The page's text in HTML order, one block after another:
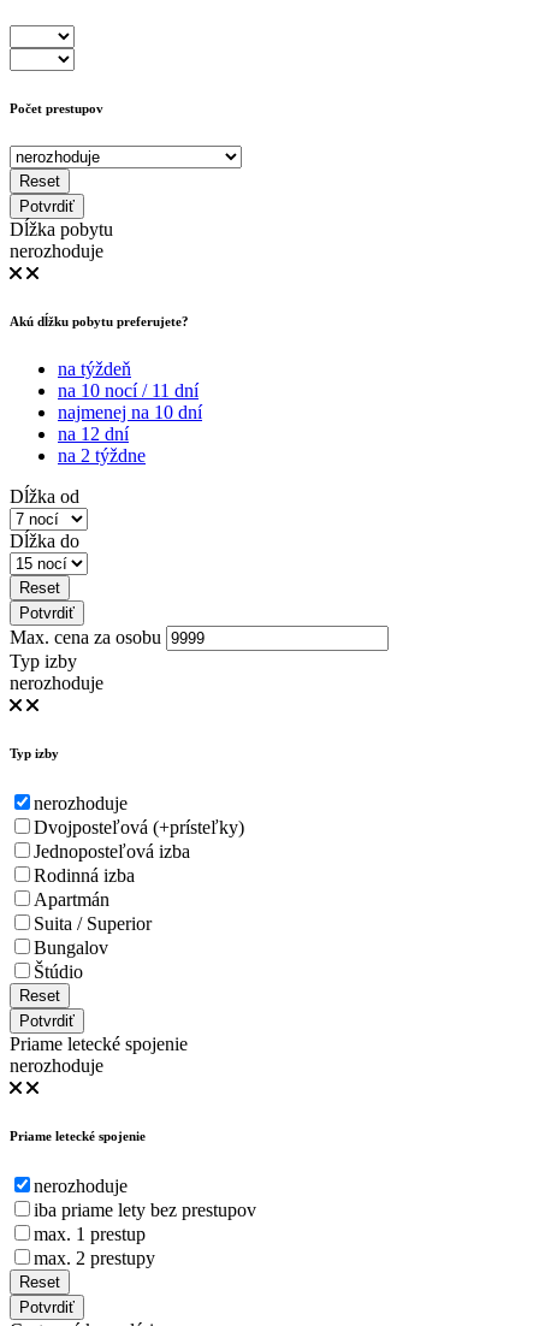
Počet prestupov
Reset
Potvrdiť
Dĺžka pobytu
nerozhoduje
Akú dĺžku pobytu preferujete?
na týždeň
na 10 nocí / 11 dní
najmenej na 10 dní
na 12 dní
na 2 týždne
Dĺžka od
Dĺžka do
Reset
Potvrdiť
Max. cena za osobu
Typ izby
nerozhoduje
Typ izby
nerozhoduje
Dvojposteľová (+prísteľky)
Jednoposteľová izba
Rodinná izba
Apartmán
Suita / Superior
Bungalov
Štúdio
Reset
Potvrdiť
Priame letecké spojenie
nerozhoduje
Priame letecké spojenie
nerozhoduje
iba priame lety bez prestupov
max. 1 prestup
max. 2 prestupy
Reset
Potvrdiť